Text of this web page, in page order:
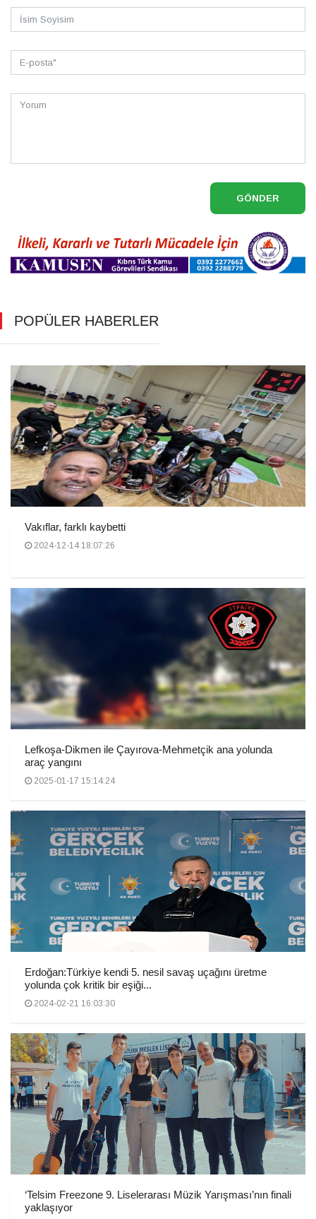
GÖNDER
POPÜLER HABERLER
Vakıflar, farklı kaybetti
2024-12-14 18:07:26
Lefkoşa-Dikmen ile Çayırova-Mehmetçik ana yolunda
araç yangını
2025-01-17 15:14:24
Erdoğan:Türkiye kendi 5. nesil savaş uçağını üretme
yolunda çok kritik bir eşiği...
2024-02-21 16:03:30
‘Telsim Freezone 9. Liselerarası Müzik Yarışması’nın finali
yaklaşıyor